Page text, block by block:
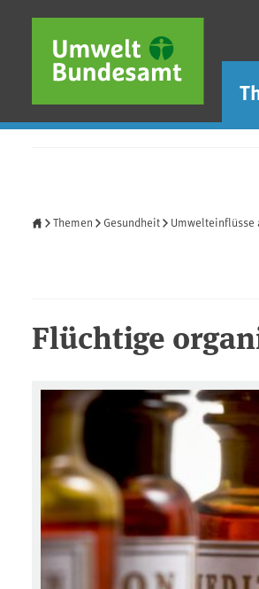
Direkt zum Inhalt
Direkt zum Hauptmenü
Direkt zur Fußzeile
Themen Gesundheit Umwelteinflüsse
Flüchtige